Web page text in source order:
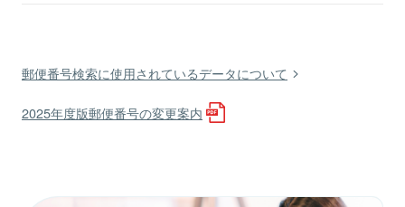
郵便番号検索に使用されているデータについて
2025年度版郵便番号の変更案内